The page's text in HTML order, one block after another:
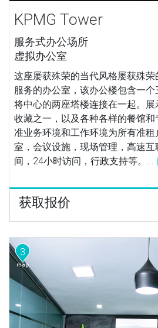
KPMG Tower
服务式办公场所
虚拟办公室
这座屡获殊荣的当代风格屡获殊
服务的办公室，该办公楼包含一个
将中心的两座塔楼连接在一起。
收藏之一，以及各种各样的餐馆
准业务环境和工作环境为所有准
室，会议设施，现场管理，高速
间，24小时访问，行政支持等。...
获取报价
3